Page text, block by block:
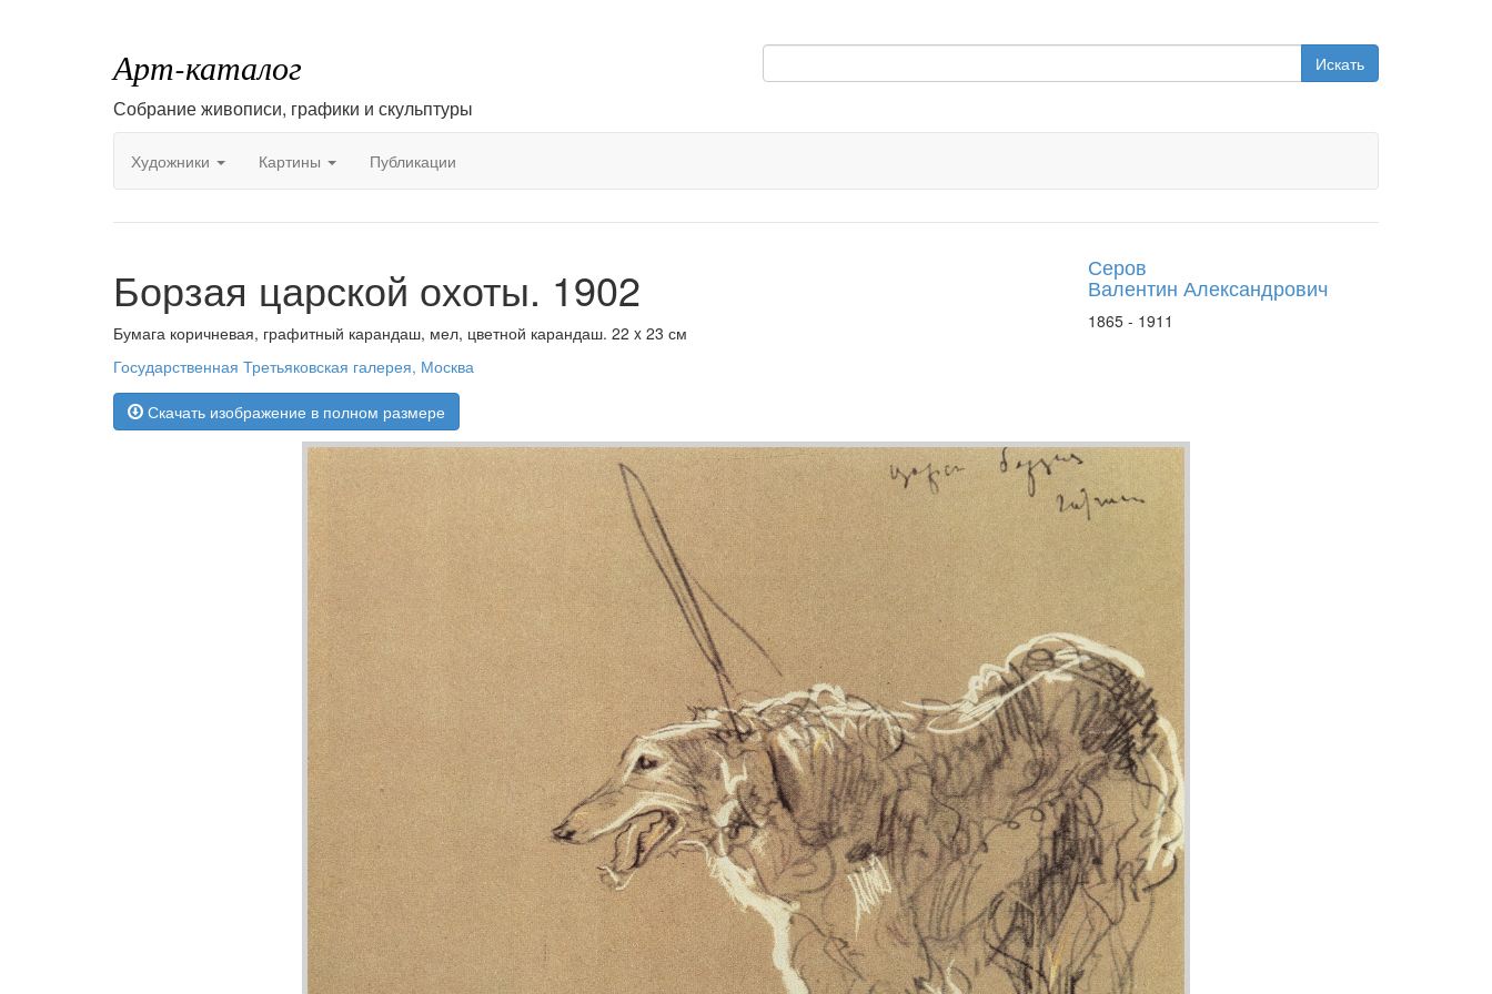
Арт-каталог
Собрание живописи, графики и скульптуры
Искать
Художники Картины Публикации
Борзая царской охоты. 1902
Бумага коричневая, графитный карандаш, мел, цветной карандаш. 22 x 23 см
Государственная Третьяковская галерея, Москва
Скачать изображение в полном размере
Серов
Валентин Александрович
1865 - 1911